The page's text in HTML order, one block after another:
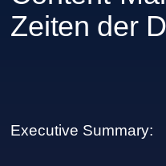
Zeiten der
Executive Summary: